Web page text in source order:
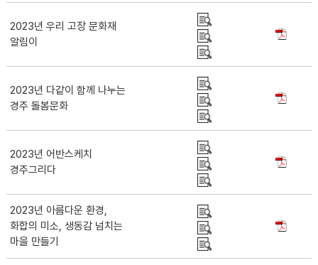
2023년 우리 고장 문화재
알림이
2023년 다같이 함께 나누는
경주 돌봄문화
2023년 어반스케치
경주그리다
2023년 아름다운 환경,
화합의 미소, 생동감 넘치는
마을 만들기